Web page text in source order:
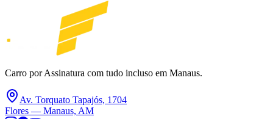
Carro por Assinatura com tudo incluso em Manaus.
Av. Torquato Tapajós, 1704
Flores — Manaus, AM